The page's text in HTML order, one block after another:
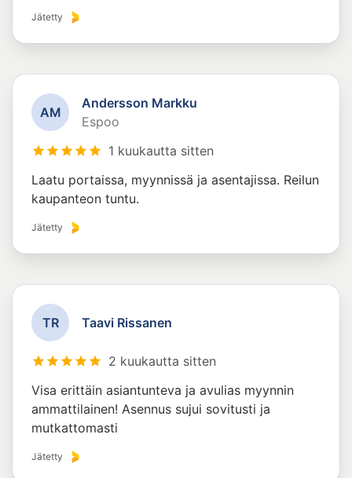
Jätetty
AM
Andersson Markku
Espoo
1 kuukautta sitten
Laatu portaissa, myynnissä ja asentajissa. Reilun
kaupanteon tuntu.
Jätetty
TR Taavi Rissanen
2 kuukautta sitten
Visa erittäin asiantunteva ja avulias myynnin
ammattilainen! Asennus sujui sovitusti ja
mutkattomasti
Jätetty